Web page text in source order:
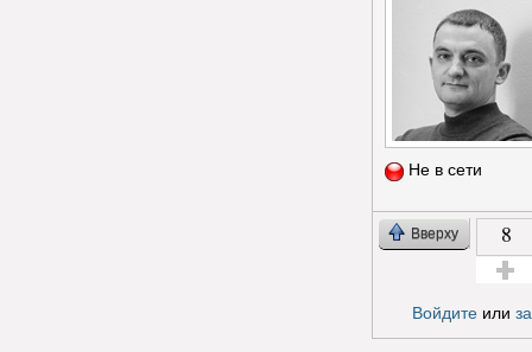
Не в сети
Вверху 8
Войдитеили